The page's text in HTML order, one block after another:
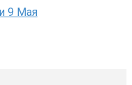
9 Мая